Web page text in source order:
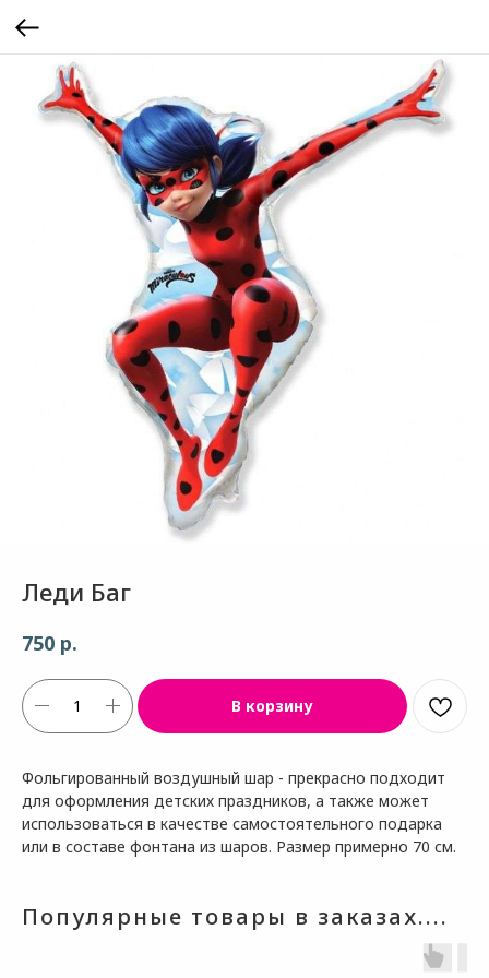
Леди Баг
750 р.
В корзину
Фольгированный воздушный шар - прекрасно подходит
для оформления детских праздников, а также может
использоваться в качестве самостоятельного подарка
или в составе фонтана из шаров. Размер примерно 70 см.
Популярные товары в заказах....